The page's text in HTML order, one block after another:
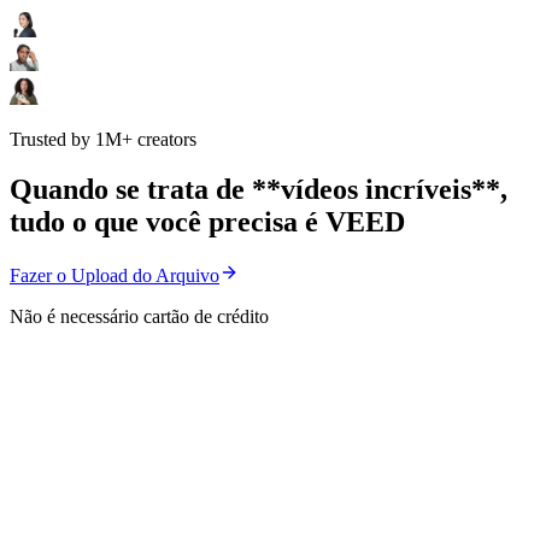
Trusted by 1M+ creators
Quando se trata de **vídeos incríveis**,
tudo o que você precisa é VEED
Fazer o Upload do Arquivo
Não é necessário cartão de crédito